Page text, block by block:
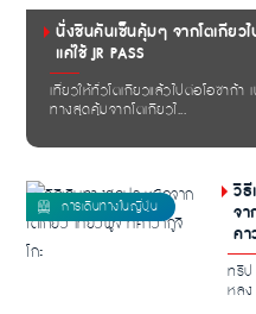
นั่งชินคันเซ็นคุ้มๆ จากโตเกียว
แค่ใช้ JR PASS
เที่ยวให้ทั่วโตเกียวแล้วไปต่อโอซาก้า
ทางสุดคุ้มจากโตเกียวไ...
วิ
จา
คา
ทริป
หลง